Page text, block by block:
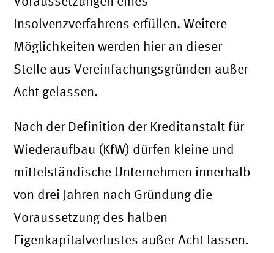
Insolvenzverfahrens erfüllen. Weitere
Möglichkeiten werden hier an dieser
Stelle aus Vereinfachungsgründen außer
Acht gelassen.
Nach der Definition der Kreditanstalt für
Wiederaufbau (KfW) dürfen kleine und
mittelständische Unternehmen innerhalb
von drei Jahren nach Gründung die
Voraussetzung des halben
Eigenkapitalverlustes außer Acht lassen.